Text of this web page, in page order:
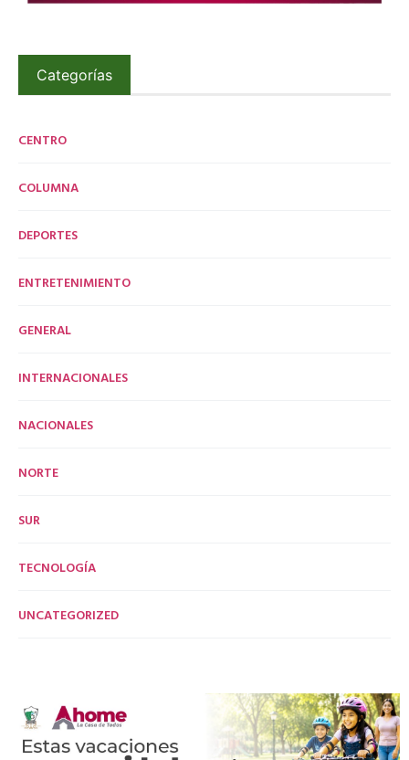
Categorías
CENTRO
COLUMNA
DEPORTES
ENTRETENIMIENTO
GENERAL
INTERNACIONALES
NACIONALES
NORTE
SUR
TECNOLOGÍA
UNCATEGORIZED